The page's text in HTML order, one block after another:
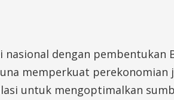
dengan pembentukan
memperkuat
untuk mengoptimalkan